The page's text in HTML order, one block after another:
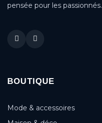
pensée pour les passionnés.
BOUTIQUE
Mode & accessoires